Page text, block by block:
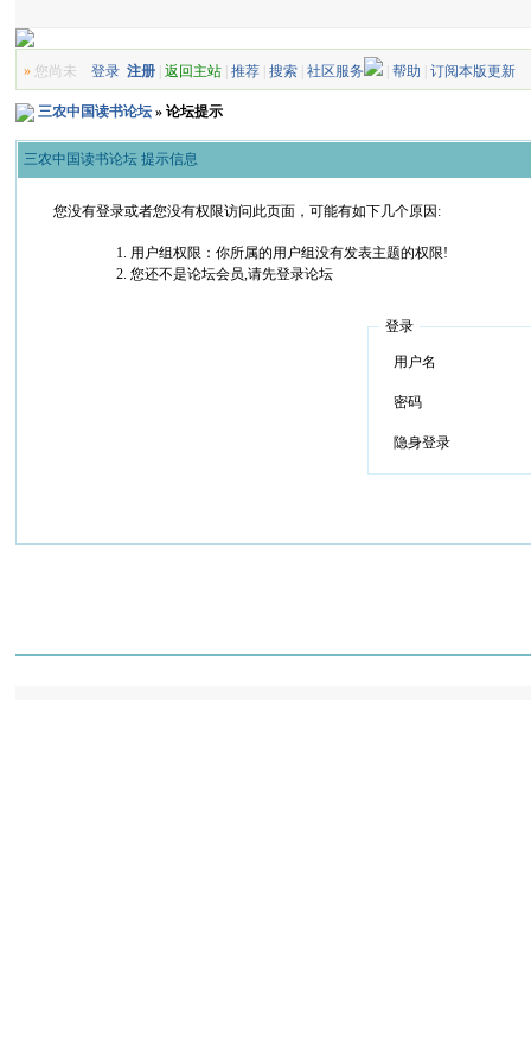
» 您尚未登录 注册 |返回主站 |推荐 |搜索 |社区服务 |帮助 |订阅本版更新
三农中国读书论坛 » 论坛提示
三农中国读书论坛 提示信息
您没有登录或者您没有权限访问此页面，可能有如下几个原因:
用户组权限：你所属的用户组没有发表主题的权限!
您还不是论坛会员,请先登录论坛
登录
用户名
密码
隐身登录